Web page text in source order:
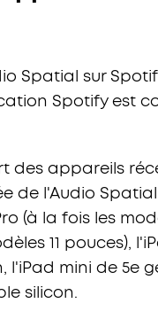
Spatial sur
Spotify est
des appareils
de l'Audio
(à la fois les
11 pouces),
mini de 5e
silicon.